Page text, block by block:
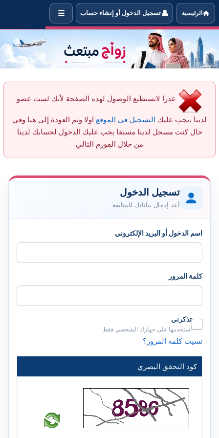
‫ إضافة العضو ItzM لقائمة المعجب بهم
الرئيسية 👤تسجيل الدخول أو إنشاء حساب ☰
عذرا لاتستطيع الوصول لهذه الصفحة لأنك لست عضو
لدينا ،يجب عليك التسجيل في الموقع اولا وثم العودة إلى هنا وفي
حال كنت مسجل لدينا مسبقا يجب عليك الدخول لحسابك لدينا
من خلال الفورم التالي
تسجيل الدخول
أعد إدخال بياناتك للمتابعة
اسم الدخول أو البريد الإلكتروني
كلمة المرور
تذكرني
استخدمها على جهازك الشخصي فقط
نسيت كلمة المرور؟
كود التحقق البصري